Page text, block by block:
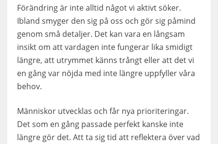
Förändring är inte alltid något vi aktivt söker.
Ibland smyger den sig på oss och gör sig påmind
genom små detaljer. Det kan vara en långsam
insikt om att vardagen inte fungerar lika smidigt
längre, att utrymmet känns trångt eller att det vi
en gång var nöjda med inte längre uppfyller våra
behov.
Människor utvecklas och får nya prioriteringar.
Det som en gång passade perfekt kanske inte
längre gör det. Att ta sig tid att reflektera över vad